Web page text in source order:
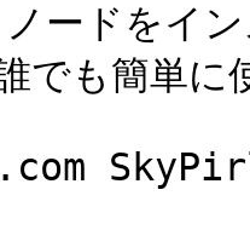
ードをイ
でも簡単